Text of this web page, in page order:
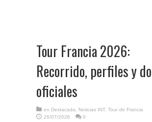
Tour Francia 2026:
Recorrido, perfiles y
oficiales
en Destacada Noticias INT, Tour de Francia
26/07/2026
0